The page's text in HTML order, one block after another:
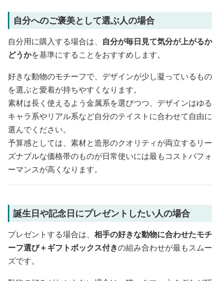
自分へのご褒美として選ぶ人の場合
自分用に購入する場合は、 自分が毎日見て気分が上がるか
どうかを基準にすることをおすすめします。
好きな動物のモチーフで、デザインが少し凝っているもの
を選ぶと愛着が持ちやすくなります。
素材は長く使えるよう金属系を選びつつ、デザインはゆる
キャラ系やリアル系など自分のテイストに合わせて自由に
選んでください。
予算感としては、素材と造形のクオリティが両立するリー
ズナブルな価格帯のものが日常使いには最もコストパフォ
ーマンスが高くなります。
誕生日や記念日にプレゼントしたい人の場合
プレゼントする場合は、 相手の好きな動物に合わせたモチ
ーフ選び＋ギフトボックス付きの組み合わせが最もスムー
ズです。